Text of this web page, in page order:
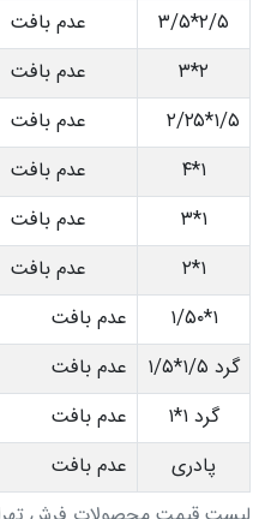
۲/۵*۳/۵
عدم بافت
۲*۳
عدم بافت
۱/۵*۲/۲۵
عدم بافت
۱*۴
عدم بافت
۱*۳
عدم بافت
۱*۲
عدم بافت
۱*۱/۵۰
عدم بافت
گرد ۱/۵*۱/۵
عدم بافت
گرد ۱*۱
عدم بافت
پادری
عدم بافت